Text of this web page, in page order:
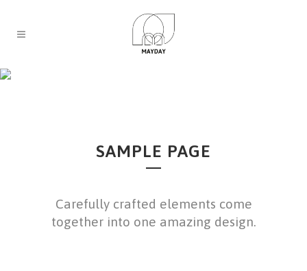
SAMPLE PAGE
Carefully crafted elements come
together into one amazing design.